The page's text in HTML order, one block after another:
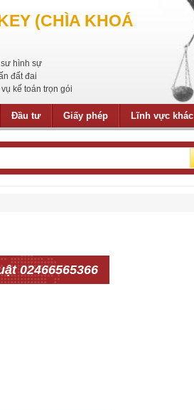
(CHÌA KHOÁ
sư hình sự
đất đai
vụ kế toán trọn gói
Đầu tư Giấy phép Lĩnh vực khác
02466565366